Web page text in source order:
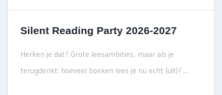
Silent Reading Party 2026-2027
Herken je dat? Grote leesambities, maar als je
terugdenkt: hoeveel boeken lees je nu echt (uit)? ...